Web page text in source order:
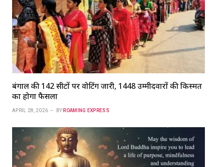
बंगाल की 142 सीटों पर वोटिंग जारी, 1448 उम्मीदवारों की किस्मत
का होगा फैसला
APRIL 28, 2026 BY ROAMING EXPRESS